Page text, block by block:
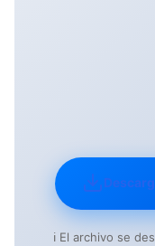
ℹ️ El archivo se